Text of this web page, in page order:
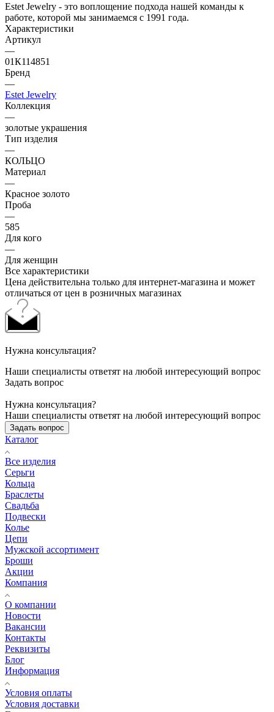
Estet Jewelry - это воплощение подхода нашей команды к
работе, которой мы занимаемся с 1991 года.
Характеристики
Артикул
—
01К114851
Бренд
—
Estet Jewelry
Коллекция
—
золотые украшения
Тип изделия
—
КОЛЬЦО
Материал
—
Красное золото
Проба
—
585
Для кого
—
Для женщин
Все характеристики
Цена действительна только для интернет-магазина и может
отличаться от цен в розничных магазинах
Нужна консультация?
Наши специалисты ответят на любой интересующий вопрос
Задать вопрос
Нужна консультация?
Наши специалисты ответят на любой интересующий вопрос
Задать вопрос
Каталог
Все изделия
Серьги
Кольца
Браслеты
Свадьба
Подвески
Колье
Цепи
Мужской ассортимент
Броши
Акции
Компания
О компании
Новости
Вакансии
Контакты
Реквизиты
Блог
Информация
Условия оплаты
Условия доставки